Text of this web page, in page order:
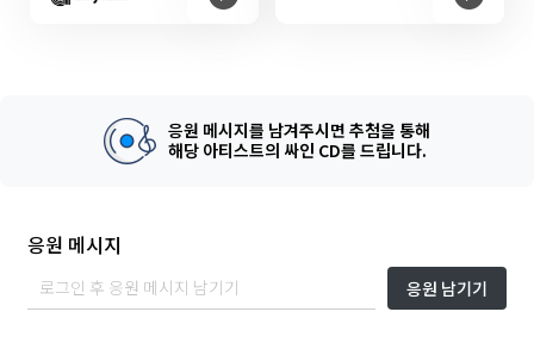
응원 메시지를 남겨주시면 추첨을 통해
해당 아티스트의 싸인 CD를 드립니다.
응원 메시지
응원 남기기